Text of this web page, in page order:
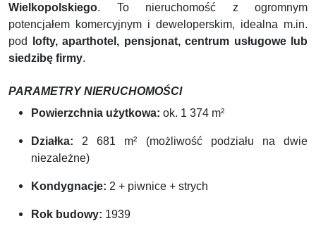
Wielkopolskiego. To nieruchomość z ogromnym
potencjałem komercyjnym i deweloperskim, idealna m.in.
pod
lofty, aparthotel, pensjonat, centrum usługowe lub
siedzibę firmy.
PARAMETRY NIERUCHOMOŚCI
Powierzchnia użytkowa: ok. 1 374 m²
Działka: 2 681 m² (możliwość podziału na dwie
niezależne)
Kondygnacje: 2 + piwnice + strych
Rok budowy: 1939